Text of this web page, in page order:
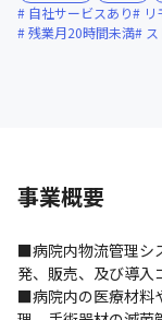
自社サービスあり
残業月20時間未満
事業概要
■病院内物流管理シ
発、販売、及び導入
■病院内の医療材料